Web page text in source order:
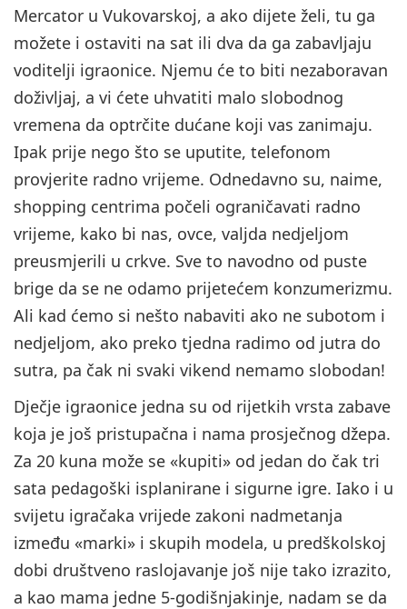
Mercator u Vukovarskoj, a ako dijete želi, tu ga
možete i ostaviti na sat ili dva da ga zabavljaju
voditelji igraonice. Njemu će to biti nezaboravan
doživljaj, a vi ćete uhvatiti malo slobodnog
vremena da optrčite dućane koji vas zanimaju.
Ipak prije nego što se uputite, telefonom
provjerite radno vrijeme. Odnedavno su, naime,
shopping centrima počeli ograničavati radno
vrijeme, kako bi nas, ovce, valjda nedjeljom
preusmjerili u crkve. Sve to navodno od puste
brige da se ne odamo prijetećem konzumerizmu.
Ali kad ćemo si nešto nabaviti ako ne subotom i
nedjeljom, ako preko tjedna radimo od jutra do
sutra, pa čak ni svaki vikend nemamo slobodan!
Dječje igraonice jedna su od rijetkih vrsta zabave
koja je još pristupačna i nama prosječnog džepa.
Za 20 kuna može se «kupiti» od jedan do čak tri
sata pedagoški isplanirane i sigurne igre. Iako i u
svijetu igračaka vrijede zakoni nadmetanja
između «marki» i skupih modela, u predškolskoj
dobi društveno raslojavanje još nije tako izrazito,
a kao mama jedne 5-godišnjakinje, nadam se da